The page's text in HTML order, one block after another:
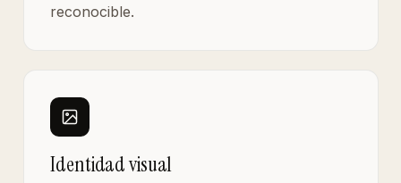
reconocible.
Identidad visual